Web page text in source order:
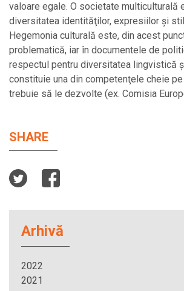
valoare egale. O societate multiculturală
diversitatea identităţilor, expresiilor şi
Hegemonia culturală este, din acest
problematică, iar în documentele de
respectul pentru diversitatea lingvistică
constituie una din competenţele cheie
trebuie să le dezvolte (ex. Comisia
SHARE
Arhivă
2022
2021